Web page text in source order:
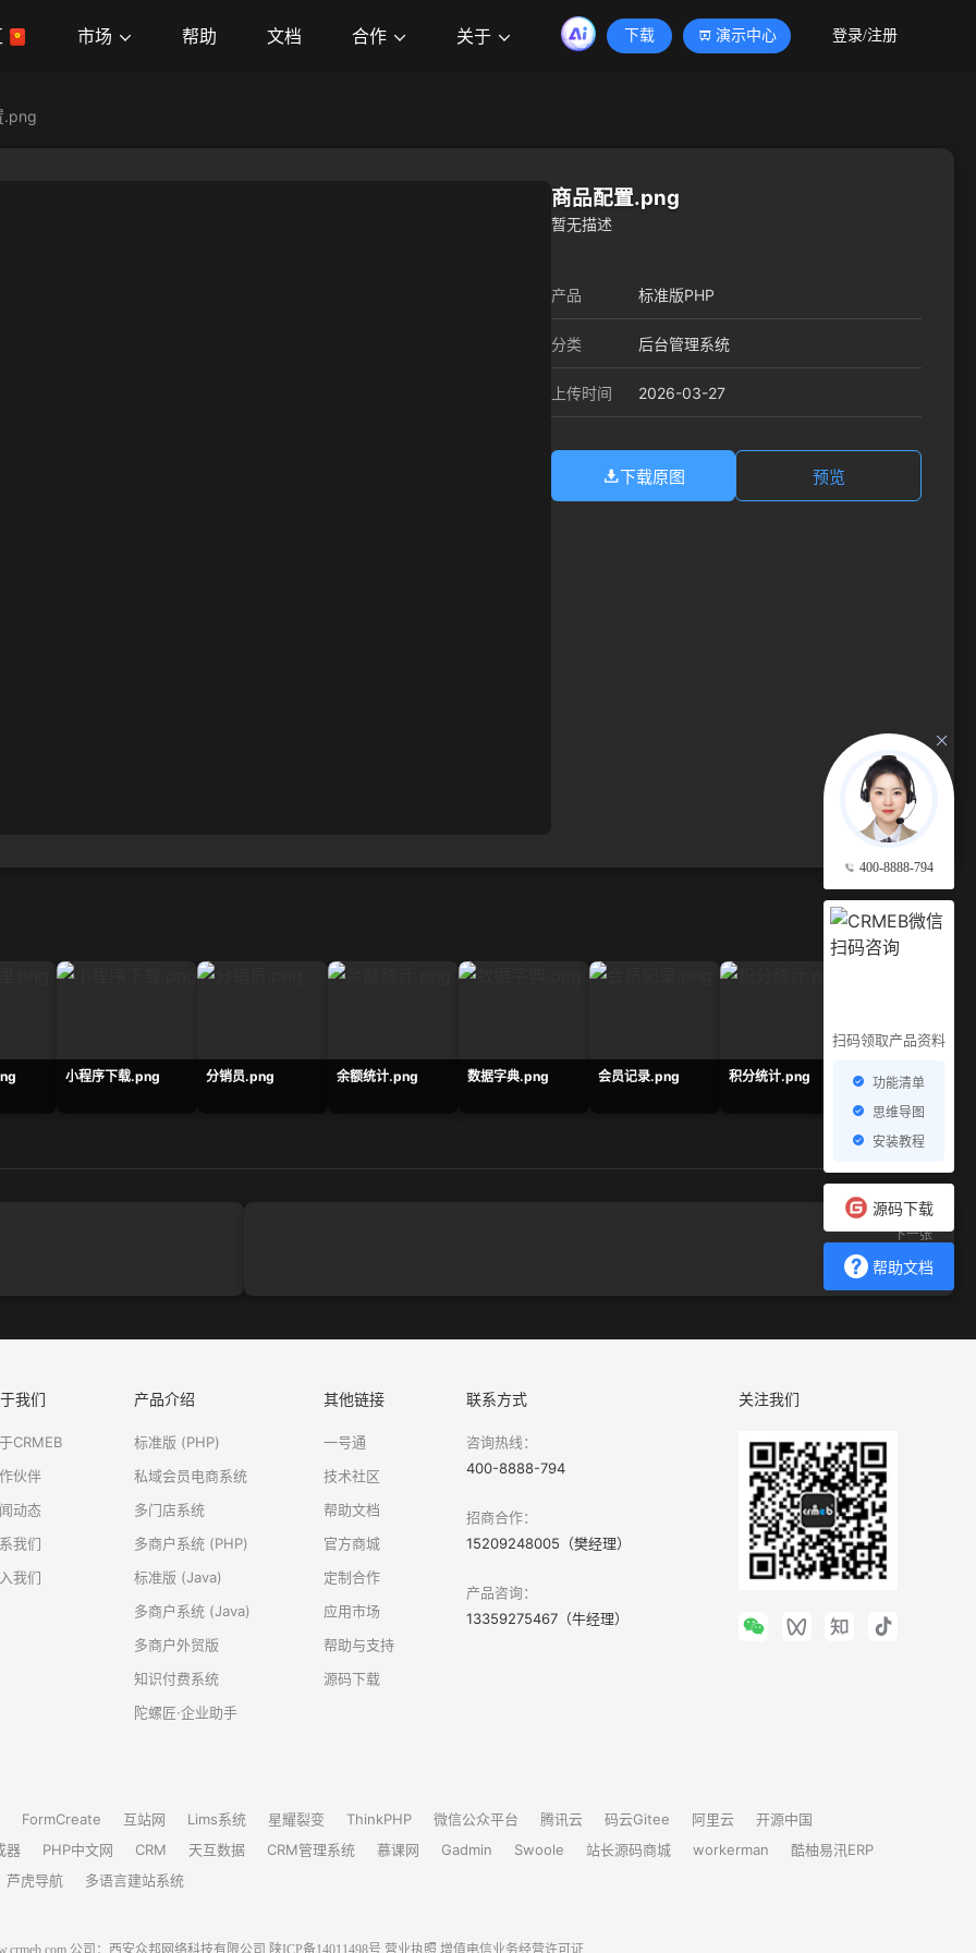
市场 帮助 文档 合作 关于 下载 演示中心 登录/注册
400-8888-794
扫码领取产品资料
功能清单
思维导图
安装教程
源码下载
帮助文档
.png
商品配置.png
暂无描述
产品 标准版PHP
分类 后台管理系统
上传时间 2026-03-27
下载原图 预览
查看更多 →
小程序下载.png 分销员.png 余额统计.png 数据字典.png 会员记录.png 积分统计.png 链接管理.png
下一张
用户分组.png
我们
CRMEB
伙伴
动态
我们
我们
产品介绍
标准版 (PHP)
私域会员电商系统
多门店系统
多商户系统 (PHP)
标准版 (Java)
多商户系统 (Java)
多商户外贸版
知识付费系统
陀螺匠·企业助手
其他链接
一号通
技术社区
帮助文档
官方商城
定制合作
应用市场
帮助与支持
源码下载
联系方式
咨询热线：
400-8888-794
招商合作：
15209248005（樊经理）
产品咨询：
13359275467（牛经理）
关注我们
FormCreate 互站网 Lims系统 星耀裂变 ThinkPHP 微信公众平台 腾讯云 码云Gitee 阿里云
开源中国
器
PHP中文网 CRM 天互数据 CRM管理系统 慕课网 Gadmin Swoole 站长源码商城 workerman
酷柚易汛ERP
芦虎导航
多语言建站系统
公司：西安众邦网络科技有限公司 陕ICP备14011498号 营业执照 增值电信业务经营许可证